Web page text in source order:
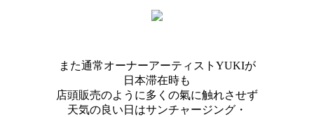
また通常オーナーアーティストYUKIが
日本滞在時も
店頭販売のように多くの氣に触れさせず
天気の良い日はサンチャージング・